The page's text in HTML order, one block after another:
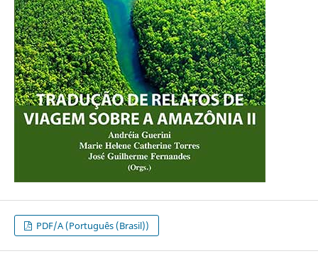
PDF/A (Português (Brasil))